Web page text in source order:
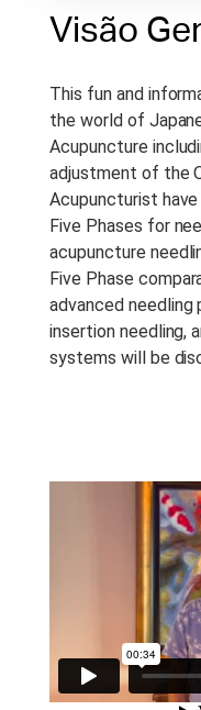
Visão
This fun and
the world of
Acupuncture
adjustment of the
Acupuncturist
Five Phases for
acupuncture
Five Phase
advanced needling
insertion needling,
systems will be
Tipo
Webinar
are no
course.
Vitalício